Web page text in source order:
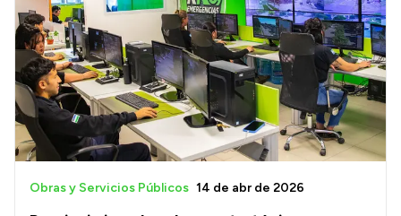
Obras y Servicios Públicos 14 de abr de 2026